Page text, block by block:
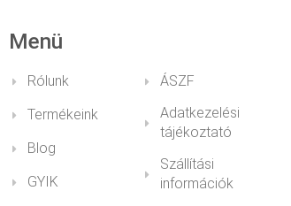
Menü
Rólunk
Termékeink
Blog
GYIK
ÁSZF
Adatkezelési
tájékoztató
Szállítási
információk